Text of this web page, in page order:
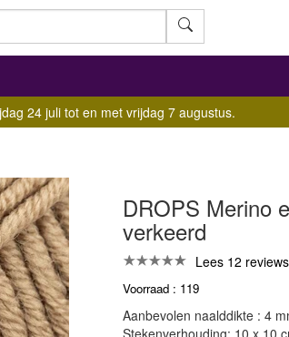
24 juli tot en met vrijdag 7 augustus.
DROPS Merino
verkeerd
Lees 12 reviews
Voorraad : 119
Aanbevolen naalddikte : 4
Stekenverhouding: 10 x 10